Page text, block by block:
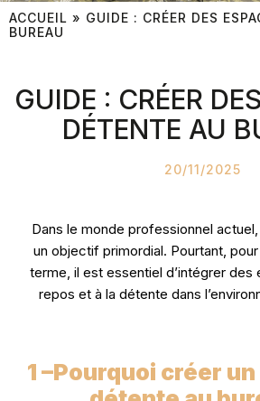
ACCUEIL » GUIDE : CRÉER DES
BUREAU
GUIDE : CRÉER
DÉTENTE AU
20/11/2025
Dans le monde professionnel
un objectif primordial. Pourtant,
terme, il est essentiel d’intégrer des
repos et à la détente dans
1 –Pourquoi créer